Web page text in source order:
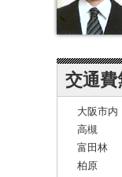
交通
大阪市内
高槻
富田林
柏原